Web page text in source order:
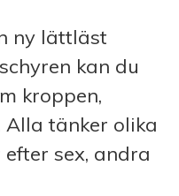
ny lättläst
kan du
kroppen,
Alla tänker olika
sex, andra